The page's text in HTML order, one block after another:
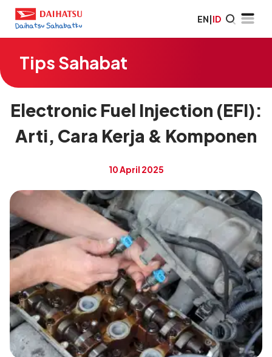
EN|ID
Tips Sahabat
Electronic Fuel Injection (EFI):
Arti, Cara Kerja & Komponen
10 April 2025